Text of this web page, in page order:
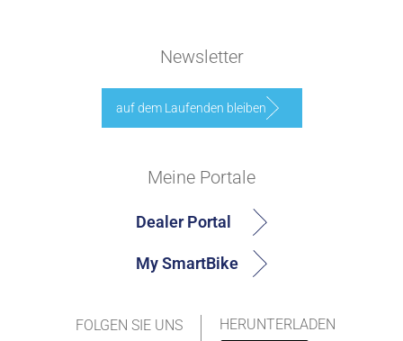
Newsletter
auf dem Laufenden bleiben
HERUNTERLADEN
Meine Portale
Dealer Portal
My SmartBike
FOLGEN SIE UNS